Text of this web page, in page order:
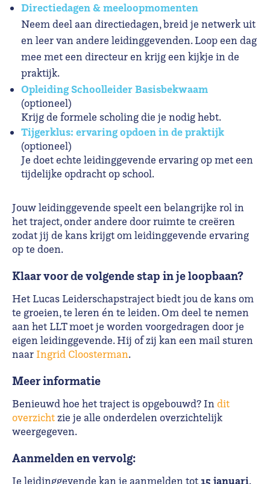
Directiedagen & meeloopmomenten
Neem deel aan directiedagen, breid je netwerk uit
en leer van andere leidinggevenden. Loop een dag
mee met een directeur en krijg een kijkje in de
praktijk.
Opleiding Schoolleider Basisbekwaam
(optioneel)
Krijg de formele scholing die je nodig hebt.
Tijgerklus: ervaring opdoen in de praktijk
(optioneel)
Je doet echte leidinggevende ervaring op met een
tijdelijke opdracht op school.
Jouw leidinggevende speelt een belangrijke rol in
het traject, onder andere door ruimte te creëren
zodat jij de kans krijgt om leidinggevende ervaring
op te doen.
Klaar voor de volgende stap in je loopbaan?
Het Lucas Leiderschapstraject biedt jou de kans om
te groeien, te leren én te leiden. Om deel te nemen
aan het LLT moet je worden voorgedragen door je
eigen leidinggevende. Hij of zij kan een mail sturen
naar Ingrid Cloosterman.
Meer informatie
Benieuwd hoe het traject is opgebouwd? Indit
overzichtzie je alle onderdelen overzichtelijk
weergegeven.
Aanmelden en vervolg:
Je leidinggevende kan je aanmelden tot 15 januari.